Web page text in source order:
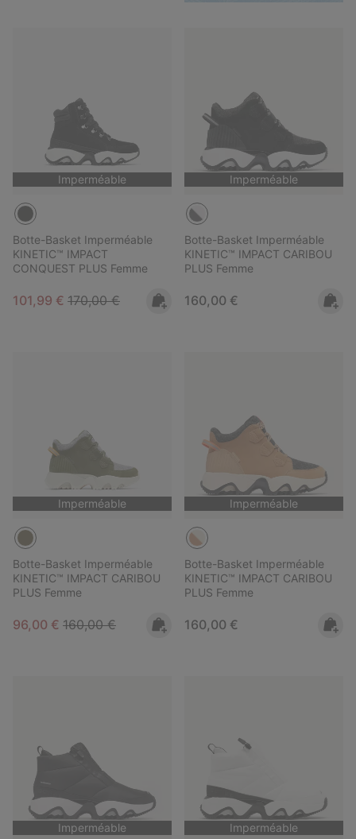
Imperméable
Botte-Basket Imperméable
KINETIC™ IMPACT
CONQUEST PLUS Femme
Sale price:
101,99 € Regular price:
170,00 €
Imperméable
Botte-Basket Imperméable
KINETIC™ IMPACT CARIBOU
PLUS Femme
Regular price:
160,00 €
Imperméable
Botte-Basket Imperméable
KINETIC™ IMPACT CARIBOU
PLUS Femme
Sale price:
96,00 € Regular price:
160,00 €
Imperméable
Botte-Basket Imperméable
KINETIC™ IMPACT CARIBOU
PLUS Femme
Regular price:
160,00 €
Imperméable Imperméable